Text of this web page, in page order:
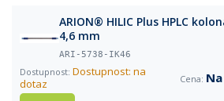
ARION® HILIC Plus HPLC
4,6 mm
ARI-5738-IK46
Dostupnost: na
dotaz